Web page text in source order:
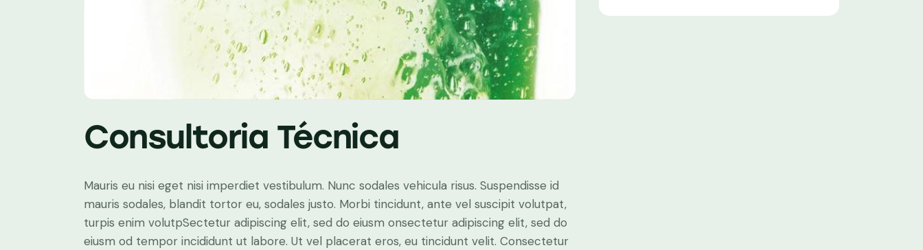
Consultoria Técnica
Mauris eu nisi eget nisi imperdiet vestibulum. Nunc sodales vehicula risus. Suspendisse id
mauris sodales, blandit tortor eu, sodales justo. Morbi tincidunt, ante vel suscipit volutpat,
turpis enim volutpSectetur adipiscing elit, sed do eiusm onsectetur adipiscing elit, sed do
eiusm od tempor incididunt ut labore. Ut vel placerat eros, eu tincidunt velit. Consectetur